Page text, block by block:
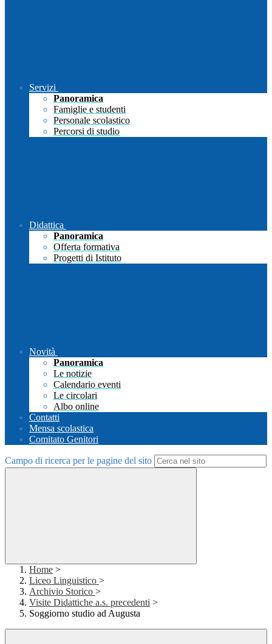
Servizi
Panoramica
Famiglie e studenti
Personale scolastico
Percorsi di studio
Didattica
Panoramica
Offerta formativa
Progetti di Istituto
Novità
Panoramica
Le notizie
Calendario eventi
Le circolari
Albo online
Contatti
Mensa scolastica
Comitato Genitori
Campo di ricerca per le pagine del sito
Home >
Liceo Linguistico >
Archivio Storico >
Visite Didattiche a.s. precedenti >
Soggiorno studio ad Augusta